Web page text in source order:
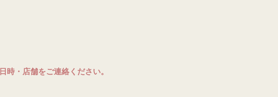
時・店舗をご連絡ください。